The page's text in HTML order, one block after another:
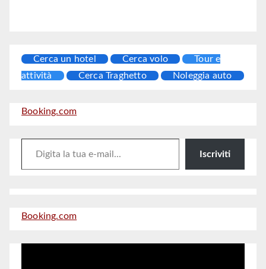
Cerca un hotel Cerca volo
Tour e
attività
Cerca Traghetto Noleggia auto
Booking.com
Digita la tua e-mail...
Iscriviti
Booking.com